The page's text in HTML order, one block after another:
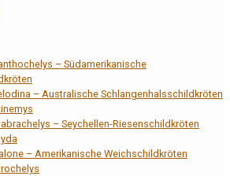
– Südamerikanische
– Australische Schlangenhalsschildkröten
– Seychellen-Riesenschildkröten
– Amerikanische Weichschildkröten